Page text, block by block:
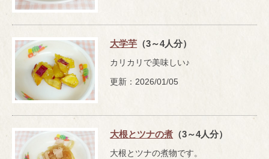
大学芋 （3～4人分）
カリカリで美味しい♪
更新：2026/01/05
大根とツナの煮 （3～4人分）
大根とツナの煮物です。